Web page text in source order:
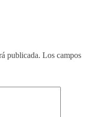
publicada. Los campos